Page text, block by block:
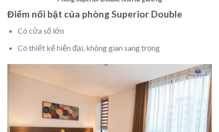
Điểm nổi bật của phòng Superior Double
Có cửa sổ lớn
Có thiết kế hiện đại, không gian sang trọng